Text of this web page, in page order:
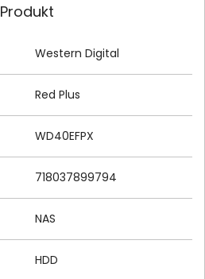
Produkt
Western Digital
Red Plus
WD40EFPX
718037899794
NAS
HDD